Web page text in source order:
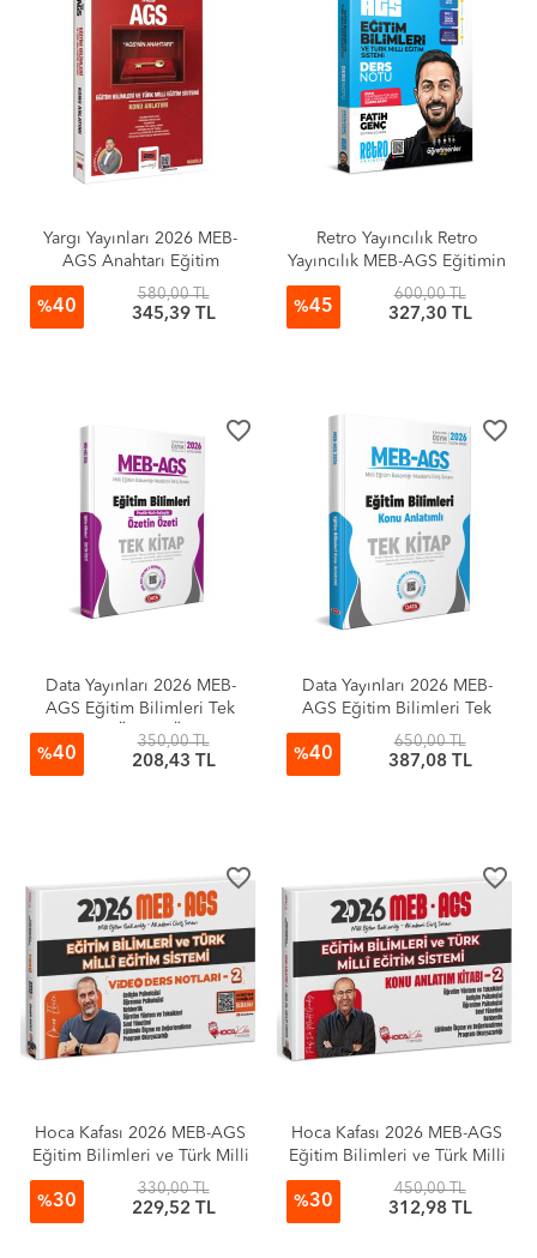
Yargı Yayınları 2026 MEB-
AGS Anahtarı Eğitim
Bilimleri ve Türk Milli Eğitim
Sistemi Konu Anlatımı
%40
580,00 TL
345,39 TL
Retro Yayıncılık Retro
Yayıncılık MEB-AGS Eğitimin
Temelleri ve Türk Milli
Eğitim Sistemi 8 Ocak
Duyurusuna Göre Ders Notu
%45
600,00 TL
327,30 TL
favorite_border
Data Yayınları 2026 MEB-
AGS Eğitim Bilimleri Tek
Kitap Özetin Özeti
%40
350,00 TL
208,43 TL
favorite_border
Data Yayınları 2026 MEB-
AGS Eğitim Bilimleri Tek
Kitap Konu Anlatımlı
%40
650,00 TL
387,08 TL
favorite_border
Hoca Kafası 2026 MEB-AGS
Eğitim Bilimleri ve Türk Milli
Eğitim Sistemi Video Ders
Notları-2 - Ömer Ekici
%30
330,00 TL
229,52 TL
favorite_border
Hoca Kafası 2026 MEB-AGS
Eğitim Bilimleri ve Türk Milli
Eğitim Sistemi Konu Anlatım
Kitabı-2 - Mevlüt Gündüz
%30
450,00 TL
312,98 TL